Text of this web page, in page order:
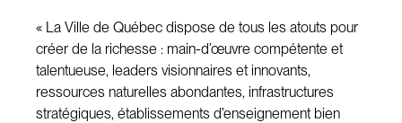
« La Ville de Québec dispose de tous les atouts pour
créer de la richesse : main-d’œuvre compétente et
talentueuse, leaders visionnaires et innovants,
ressources naturelles abondantes, infrastructures
stratégiques, établissements d’enseignement bien